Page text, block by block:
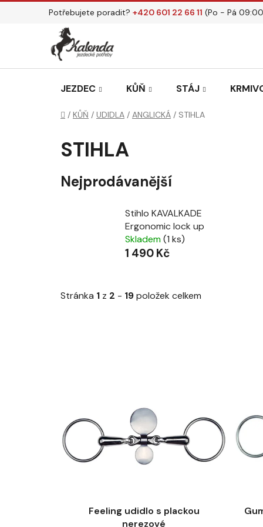
Přejít
Potřebujete poradit? +420 601 22 66 11 (Po - Pá
JEZDEC KŮŇ STÁJ
Domů
/ KŮŇ / UDIDLA / ANGLICKÁ / STIHLA
STIHLA
Nejprodávanější
Stihlo KAVALKADE
Ergonomic lock up
Skladem(1 ks)
1 490 Kč
Stránka 1 z 2 - 19položek celkem
s
p
Feeling udidlo s plackou
nerezové